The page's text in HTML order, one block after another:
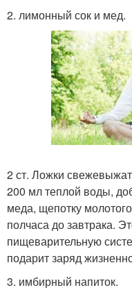
2. лимонный сок и мед.
2 ст. Ложки
200 мл теплой воды,
меда, щепотку
полчаса до завтрака.
пищеварительную
подарит заряд
3. имбирный напиток.